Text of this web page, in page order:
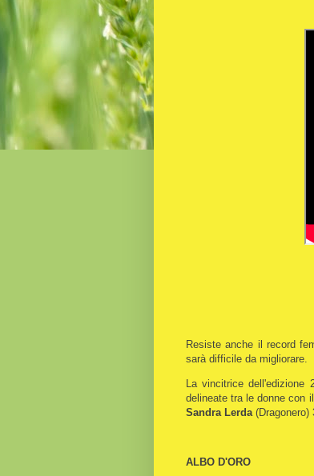
Resiste anche il record
sarà difficile da migliorare.
La vincitrice dell'edizione
delineate tra le donne con
Sandra Lerda(Dragonero)
ALBO D'ORO